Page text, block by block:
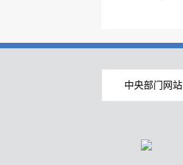
中央部门网站